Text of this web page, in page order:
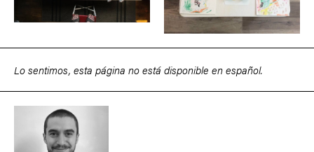
Lo sentimos, esta página no está disponible en español.